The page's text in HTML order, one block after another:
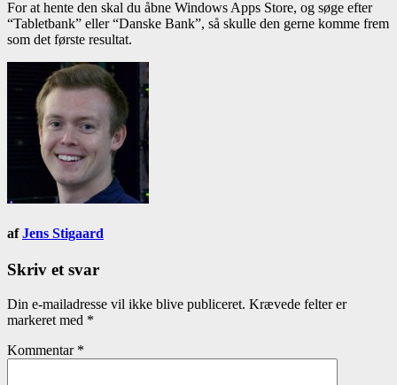
For at hente den skal du åbne Windows Apps Store, og søge efter
“Tabletbank” eller “Danske Bank”, så skulle den gerne komme frem
som det første resultat.
afJens Stigaard
Skriv et svar
Din e-mailadresse vil ikke blive publiceret. Krævede felter er
markeret med *
Kommentar *